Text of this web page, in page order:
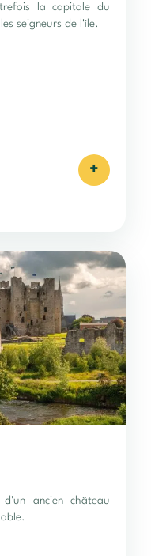
la capitale du
seigneurs de l'île.
+
ancien château